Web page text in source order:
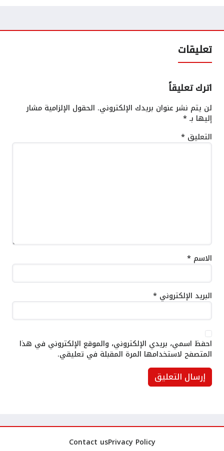
تعليقات
اترك تعليقاً
لن يتم نشر عنوان بريدك الإلكتروني. الحقول الإلزامية مشار
إليها بـ*
التعليق *
الاسم *
البريد الإلكتروني *
احفظ اسمي، بريدي الإلكتروني، والموقع الإلكتروني في هذا
المتصفح لاستخدامها المرة المقبلة في تعليقي.
Privacy Policy
Contact us